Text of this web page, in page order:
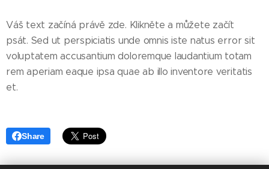
Váš text začíná právě zde. Klikněte a můžete začít
psát. Sed ut perspiciatis unde omnis iste natus error sit
voluptatem accusantium doloremque laudantium totam
rem aperiam eaque ipsa quae ab illo inventore veritatis
et.
Share